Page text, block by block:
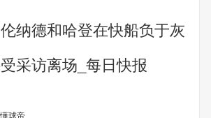
纳德和哈登在快船负于灰
采访离场_每日快报
球帝